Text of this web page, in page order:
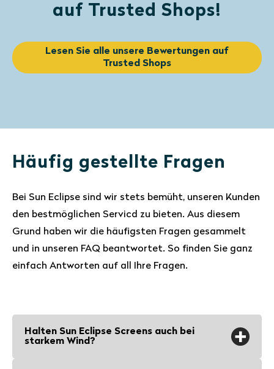
auf Trusted Shops!
Lesen Sie alle unsere Bewertungen auf
Trusted Shops
Häufig gestellte Fragen
Bei Sun Eclipse sind wir stets bemüht, unseren Kunden
den bestmöglichen Servicd zu bieten. Aus diesem
Grund haben wir die häufigsten Fragen gesammelt
und in unseren FAQ beantwortet. So finden Sie ganz
einfach Antworten auf all Ihre Fragen.
Halten Sun Eclipse Screens auch bei
starkem Wind?